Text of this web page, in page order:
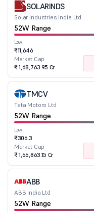
SOLARINDS
Solar Industries India Ltd
52W Range
Low
₹11,646
Market Cap
₹ 1,68,763.95 Cr
TMCV
Tata Motors Ltd
52W Range
Low
₹306.3
Market Cap
₹ 1,66,863.15 Cr
ABB
ABB India Ltd
52W Range